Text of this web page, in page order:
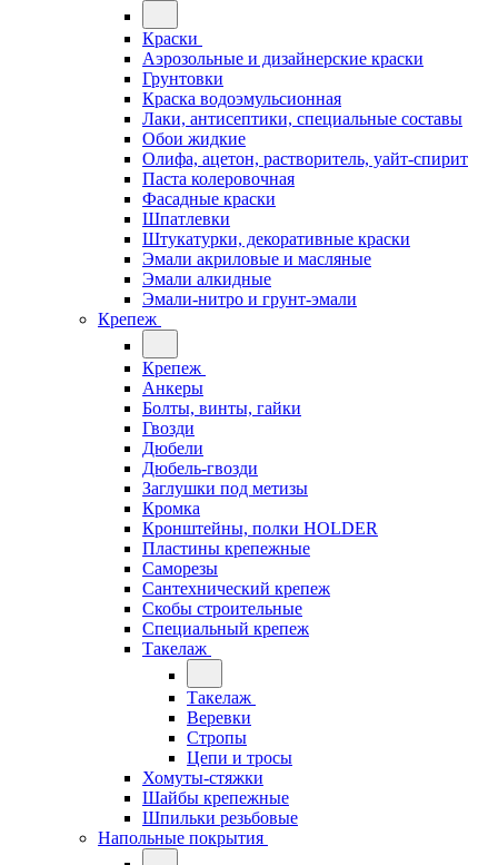
Краски
Аэрозольные и дизайнерские краски
Грунтовки
Краска водоэмульсионная
Лаки, антисептики, специальные составы
Обои жидкие
Олифа, ацетон, растворитель, уайт-спирит
Паста колеровочная
Фасадные краски
Шпатлевки
Штукатурки, декоративные краски
Эмали акриловые и масляные
Эмали алкидные
Эмали-нитро и грунт-эмали
Крепеж
Крепеж
Анкеры
Болты, винты, гайки
Гвозди
Дюбели
Дюбель-гвозди
Заглушки под метизы
Кромка
Кронштейны, полки НОLDER
Пластины крепежные
Саморезы
Сантехнический крепеж
Скобы строительные
Специальный крепеж
Такелаж
Такелаж
Веревки
Стропы
Цепи и тросы
Хомуты-стяжки
Шайбы крепежные
Шпильки резьбовые
Напольные покрытия